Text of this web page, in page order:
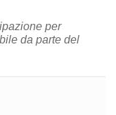
per
da parte del